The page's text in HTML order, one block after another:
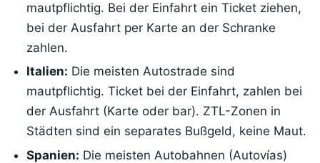
mautpflichtig. Bei der Einfahrt ein Ticket ziehen,
bei der Ausfahrt per Karte an der Schranke
zahlen.
Italien: Die meisten Autostrade sind
mautpflichtig. Ticket bei der Einfahrt, zahlen bei
der Ausfahrt (Karte oder bar). ZTL-Zonen in
Städten sind ein separates Bußgeld, keine Maut.
Spanien: Die meisten Autobahnen (Autovías)